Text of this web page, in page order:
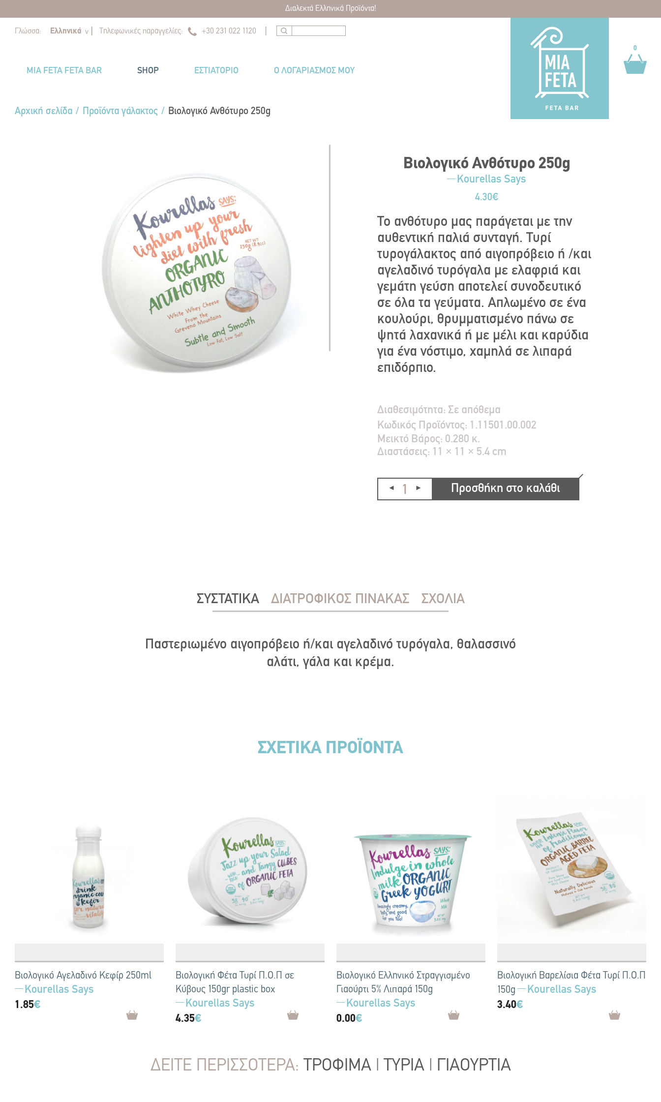
Διαλεκτά Ελληνικά Προϊόντα!
Γλώσσα: Ελληνικά v || Τηλεφωνικές παραγγελίες: +30 231 022 1120 |
0
0
MIA FETA FETA BAR SHOP ΕΣΤΙΑΤΌΡΙΟ Ο ΛΟΓΑΡΙΑΣΜΟΣ ΜΟΥ
Αρχική σελίδα / Προϊόντα γάλακτος / Βιολογικό Ανθότυρο 250g
Βιολογικό Ανθότυρο 250g
Kourellas Says
4.30€
Το ανθότυρο μας παράγεται με την
αυθεντική παλιά συνταγή. Τυρί
τυρογάλακτος από αιγοπρόβειο ή /και
αγελαδινό τυρόγαλα με ελαφριά και
γεμάτη γεύση αποτελεί συνοδευτικό
σε όλα τα γεύματα. Απλωμένο σε ένα
κουλούρι, θρυμματισμένο πάνω σε
ψητά λαχανικά ή με μέλι και καρύδια
για ένα νόστιμο, χαμηλά σε λιπαρά
επιδόρπιο.
Διαθεσιμότητα: Σε απόθεμα
Κωδικός Προϊόντος: 1.11501.00.002
Μεικτό Bάρος: 0.280 κ.
Διαστάσεις: 11 × 11 × 5.4 cm
Προσθήκη στο καλάθι
ΣΥΣΤΑΤΙΚΑ ΔΙΑΤΡΟΦΙΚΟΣ ΠΙΝΑΚΑΣ ΣΧΟΛΙΑ
Παστεριωμένο αιγοπρόβειο ή/και αγελαδινό τυρόγαλα, θαλασσινό
αλάτι, γάλα και κρέμα.
ΣΧΕΤΙΚΑ ΠΡΟΪΟΝΤΑ
Βιολογικό Αγελαδινό Κεφίρ 250ml
Kourellas Says
1.85€
Βιολογική Φέτα Τυρί Π.Ο.Π σε
Κύβους 150gr plastic box
Kourellas Says
4.35€
Βιολογικό Ελληνικό Στραγγισμένο
Γιαούρτι 5% Λιπαρά 150g
Kourellas Says
0.00€
Βιολογική Βαρελίσια Φέτα Τυρί Π.Ο.Π
150g
Kourellas Says
3.40€
ΔΕΙΤΕ ΠΕΡΙΣΣΟΤΕΡΑ: ΤΡΟΦΙΜΑ| ΤΥΡΙΑ| ΓΙΑΟΥΡΤΙΑ